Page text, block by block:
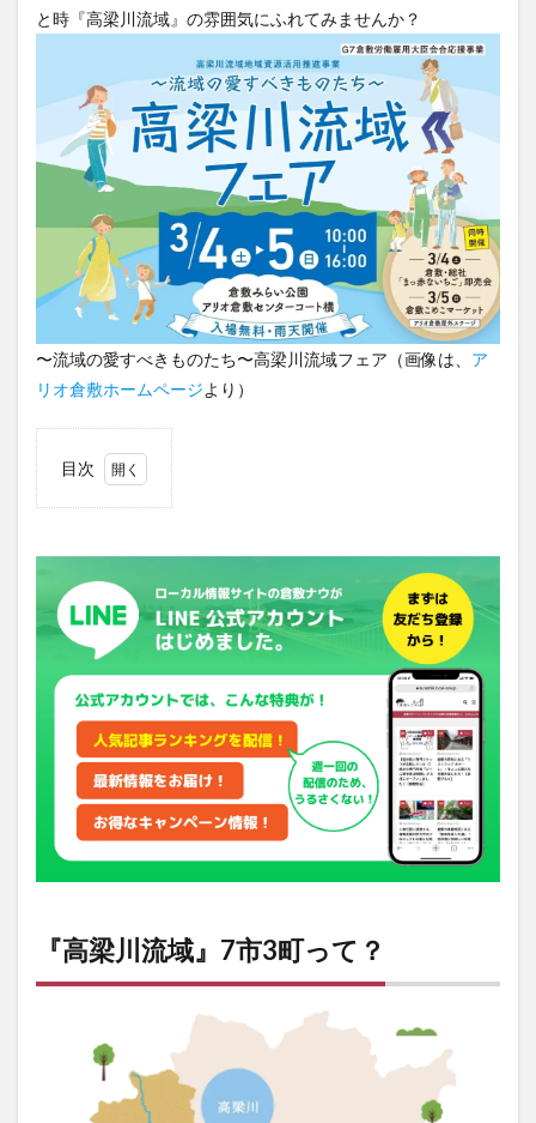
と時『高梁川流域』の雰囲気にふれてみませんか？
〜流域の愛すべきものたち〜高梁川流域フェア（画像は、 ア
リオ倉敷ホームページより）
目次
域』
7市
3町
て？
梁川
フェ
ア】
の
きも
『高梁川流域』7市3町って？